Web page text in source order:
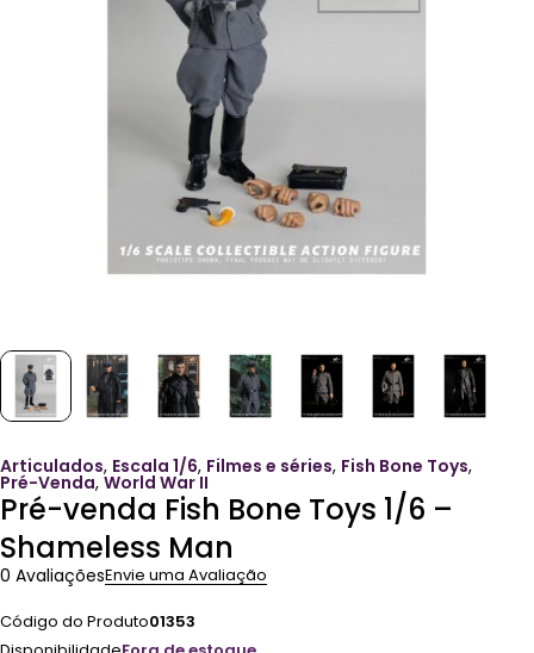
Articulados, Escala 1/6, Filmes e séries, Fish Bone Toys,
Pré-Venda, World War II
Pré-venda Fish Bone Toys 1/6 –
Shameless Man
0 AvaliaçõesEnvie uma Avaliação
Código do Produto01353